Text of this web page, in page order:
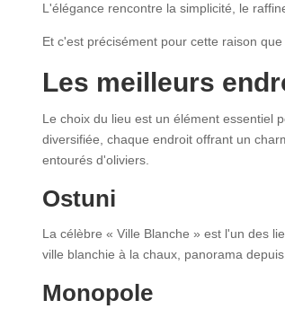
L'élégance rencontre la simplicité, le
Et c'est précisément pour cette raison
Les meilleurs
Le choix du lieu est un élément essentiel
diversifiée, chaque endroit offrant un
entourés d'oliviers.
Ostuni
La célèbre « Ville Blanche » est l'un des
ville blanchie à la chaux, panorama
Monopole